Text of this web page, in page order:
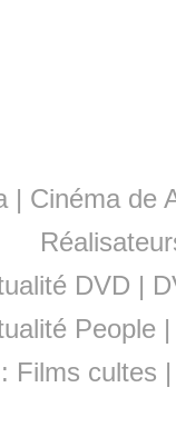
| Cinéma de
DVD |
People
: Films cultes